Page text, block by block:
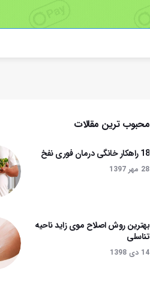
محبوب ترین مقالات
18 راهکار خانگی درمان فوری نفخ
28 مهر 1397
بهترین روش اصلاح موی زاید ناحیه
تناسلی
14 دی 1398